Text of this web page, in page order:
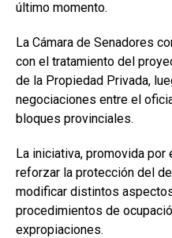
último momento.
La Cámara de Senadores
con el tratamiento del
de la Propiedad Privada,
negociaciones entre el
bloques provinciales.
La iniciativa, promovida por
reforzar la protección del
modificar distintos
procedimientos de
expropiaciones.